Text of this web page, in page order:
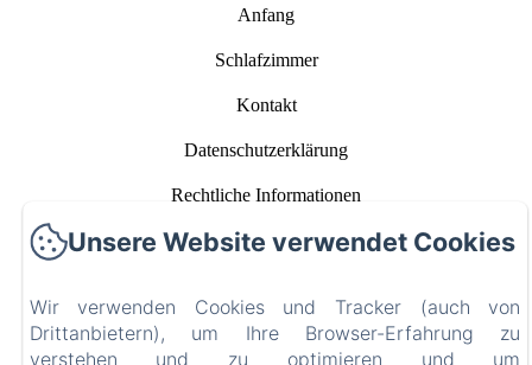
Anfang
Schlafzimmer
Kontakt
Datenschutzerklärung
Rechtliche Informationen
Cookie-Informationen
Unsere Website verwendet Cookies
Wir verwenden Cookies und Tracker (auch von
Drittanbietern), um Ihre Browser-Erfahrung zu
verstehen und zu optimieren und um